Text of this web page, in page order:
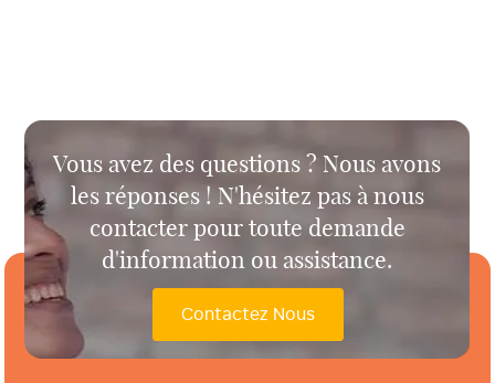
Vous avez des questions ? Nous avons
les réponses ! N'hésitez pas à nous
contacter pour toute demande
d'information ou assistance.
Contactez Nous